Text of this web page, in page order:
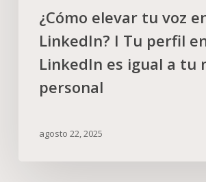
¿Cómo elevar tu voz
LinkedIn? I Tu perfil
LinkedIn es igual a tu
personal
agosto 22, 2025